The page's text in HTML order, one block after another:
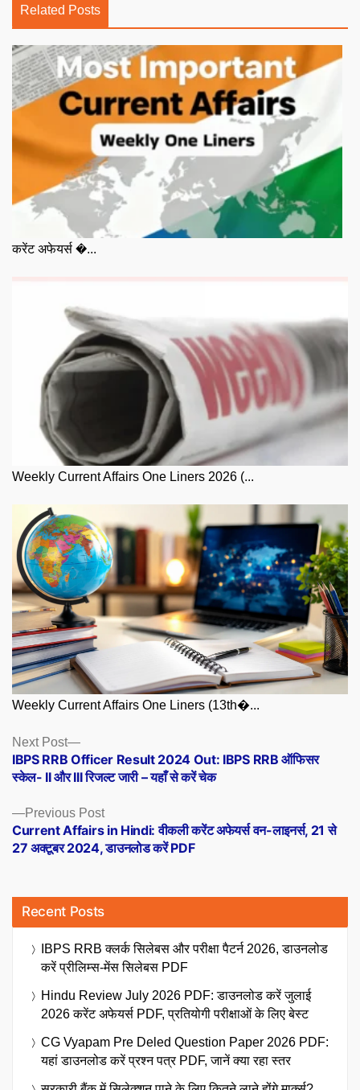
Related Posts
करेंट अफेयर्स �...
Weekly Current Affairs One Liners 2026 (...
Weekly Current Affairs One Liners (13th�...
Posts
navigation
Previous PostPrevious
post:
Current Affairs in Hindi: वीकली करेंट अफेयर्स वन-लाइनर्स, 21 से
27 अक्टूबर 2024, डाउनलोड करें PDF
Next Post
Next
post:
IBPS RRB Officer Result 2024 Out: IBPS RRB ऑफिसर
स्केल- II और III रिजल्ट जारी – यहाँ से करें चेक
Recent Posts
IBPS RRB क्लर्क सिलेबस और परीक्षा पैटर्न 2026, डाउनलोड
करें प्रीलिम्स-मेंस सिलेबस PDF
Hindu Review July 2026 PDF: डाउनलोड करें जुलाई
2026 करेंट अफेयर्स PDF, प्रतियोगी परीक्षाओं के लिए बेस्ट
CG Vyapam Pre Deled Question Paper 2026 PDF:
यहां डाउनलोड करें प्रश्न पत्र PDF, जानें क्या रहा स्तर